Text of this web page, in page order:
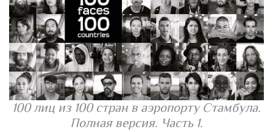
100 лиц из 100 стран в аэропорту Стамбула.
Полная версия. Часть 1.